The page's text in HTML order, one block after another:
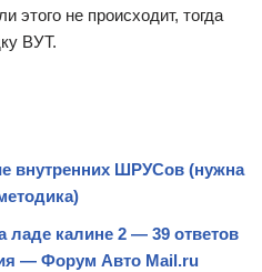
этого не происходит, тогда
ВУТ.
внутренних ШРУСов (нужна
ладе калине 2 — 39 ответов
— Форум Авто Mail.ru